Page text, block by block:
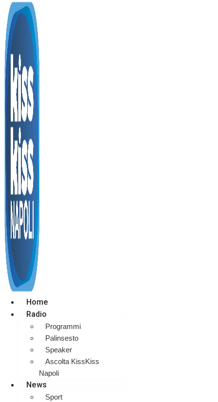
Home
Radio
Programmi
Palinsesto
Speaker
Ascolta KissKiss
Napoli
News
Sport